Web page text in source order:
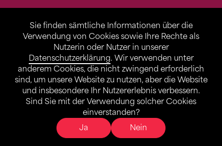
Sie finden sämtliche Informationen über die
Verwendung von Cookies sowie Ihre Rechte als
Nutzerin oder Nutzer in unserer
Datenschutzerklärung. Wir verwenden unter
anderem Cookies, die nicht zwingend erforderlich
sind, um unsere Website zu nutzen, aber die Website
und insbesondere Ihr Nutzererlebnis verbessern.
Sind Sie mit der Verwendung solcher Cookies
einverstanden?
Ja
Nein